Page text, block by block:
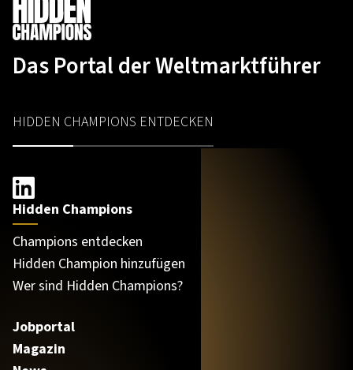
Das Portal der Weltmarktführer
HIDDEN CHAMPIONS ENTDECKEN
Hidden Champions
Champions entdecken
Hidden Champion hinzufügen
Wer sind Hidden Champions?
Jobportal
Magazin